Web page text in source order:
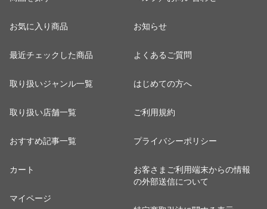
お気に入り商品
最近チェックした商品
取り扱いジャンル一覧
取り扱い店舗一覧
おすすめ記事一覧
カート
マイページ
お知らせ
よくあるご質問
はじめての方へ
ご利用規約
プライバシーポリシー
お客さまご利用端末からの情報
の外部送信について